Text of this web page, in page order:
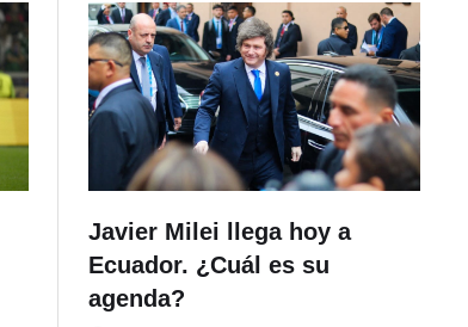
Javier Milei llega hoy a
Ecuador. ¿Cuál es su
agenda?